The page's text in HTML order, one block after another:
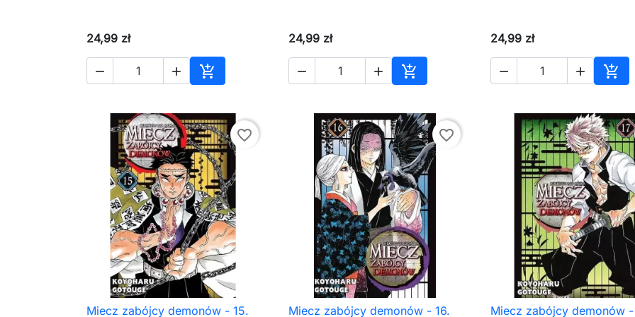
24,99 zł
  
Dodaj do koszyka
24,99 zł
  
Dodaj do koszyka
24,99 zł
  
favorite_border
Miecz zabójcy demonów - 15.
favorite_border
Miecz zabójcy demonów - 16. Miecz zabójcy demonów -